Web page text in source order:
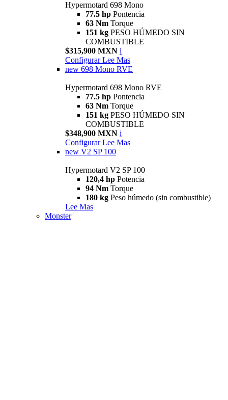
Hypermotard 698 Mono
77.5 hp Pontencia
63 Nm Torque
151 kg PESO HÚMEDO SIN
COMBUSTIBLE
$315,900 MXN i
Configurar Lee Mas
new 698 Mono RVE
Hypermotard 698 Mono RVE
77.5 hp Pontencia
63 Nm Torque
151 kg PESO HÚMEDO SIN
COMBUSTIBLE
$348,900 MXN i
Configurar Lee Mas
new V2 SP 100
Hypermotard V2 SP 100
120,4 hp Potencia
94 Nm Torque
180 kg Peso húmedo (sin combustible)
Lee Mas
Monster